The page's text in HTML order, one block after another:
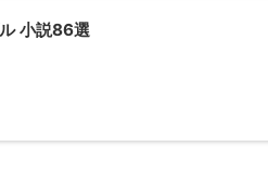
小説86選